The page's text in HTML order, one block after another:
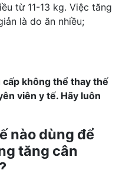
từ 11-13 kg. Việc tăng
là do ăn nhiều;
không thể thay thế
viên y tế. Hãy luôn
nào dùng để
tăng cân